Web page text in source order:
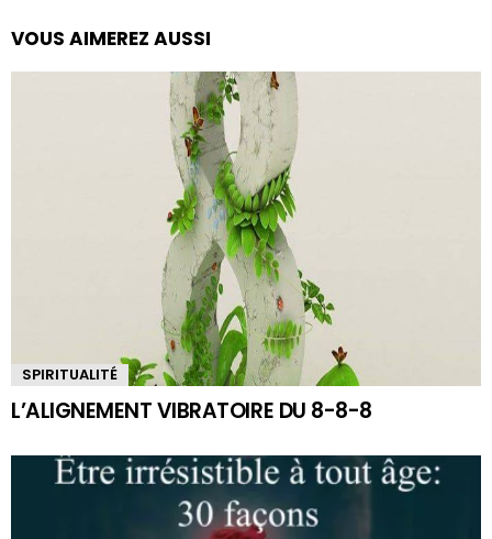
VOUS AIMEREZ AUSSI
SPIRITUALITÉ
L’ALIGNEMENT VIBRATOIRE DU 8-8-8